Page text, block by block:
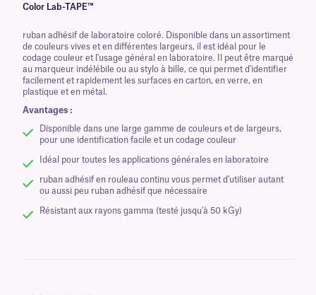
Color Lab-TAPE™
ruban adhésif de laboratoire coloré. Disponible dans un assortiment
de couleurs vives et en différentes largeurs, il est idéal pour le
codage couleur et l'usage général en laboratoire. Il peut être marqué
au marqueur indélébile ou au stylo à bille, ce qui permet d'identifier
facilement et rapidement les surfaces en carton, en verre, en
plastique et en métal.
Avantages :
Disponible dans une large gamme de couleurs et de largeurs,
pour une identification facile et un codage couleur
Idéal pour toutes les applications générales en laboratoire
ruban adhésif en rouleau continu vous permet d'utiliser autant
ou aussi peu ruban adhésif que nécessaire
Résistant aux rayons gamma (testé jusqu'à 50 kGy)